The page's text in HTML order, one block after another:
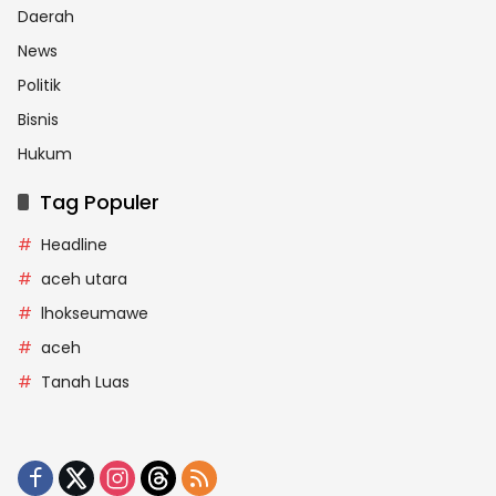
Daerah
News
Politik
Bisnis
Hukum
Tag Populer
Headline
aceh utara
lhokseumawe
aceh
Tanah Luas